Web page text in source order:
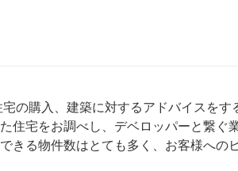
住宅をお調べし、デベロッパーと繋ぐ
きる物件数はとても多く、お客様への